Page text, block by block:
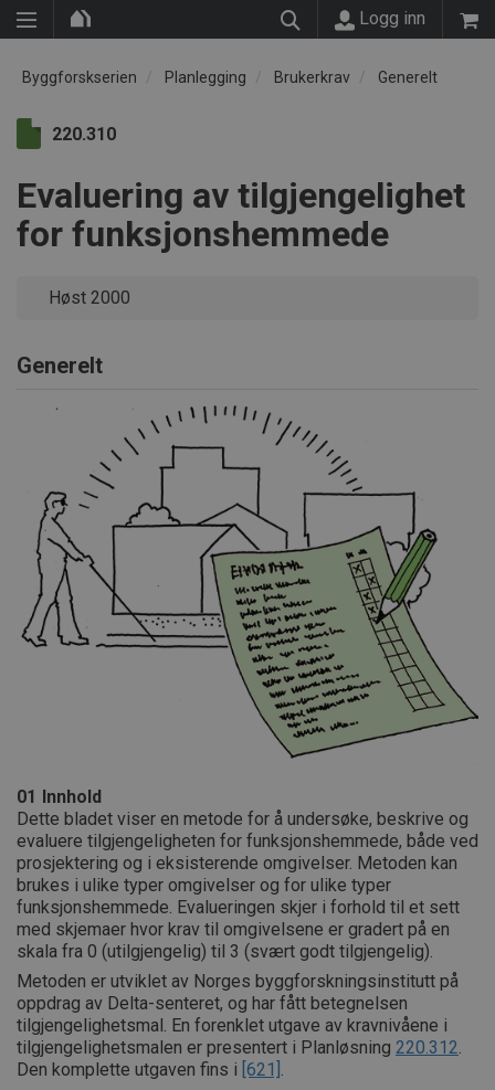
Logg inn
Byggforskserien Planlegging Brukerkrav Generelt
220.310
Evaluering av tilgjengelighet
for funksjonshemmede
Høst 2000
Generelt
01
Innhold
Dette bladet viser en metode for å undersøke, beskrive og
evaluere tilgjengeligheten for funksjonshemmede, både ved
prosjektering og i eksisterende omgivelser. Metoden kan
brukes i ulike typer omgivelser og for ulike typer
funksjonshemmede. Evalueringen skjer i forhold til et sett
med skjemaer hvor krav til omgivelsene er gradert på en
skala fra 0 (utilgjengelig) til 3 (svært godt tilgjengelig).
Metoden er utviklet av Norges byggforskningsinstitutt på
oppdrag av Delta-senteret, og har fått betegnelsen
tilgjengelighetsmal. En forenklet utgave av kravnivåene i
tilgjengelighetsmalen er presentert i Planløsning 220.312.
Den komplette utgaven fins i [621] .